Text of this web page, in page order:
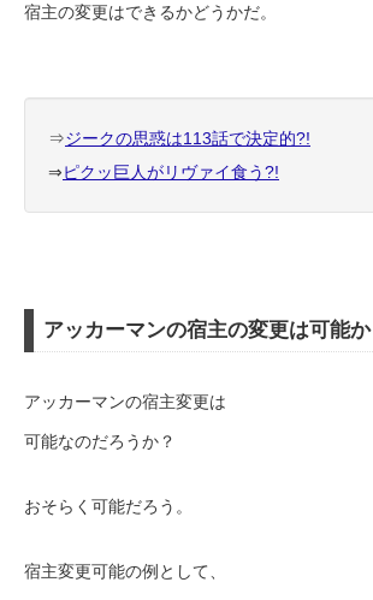
宿主の変更はできるかどうかだ。
⇒ジークの思惑は113話で決定的?!
⇒ピクッ巨人がリヴァイ食う?!
アッカーマンの宿主の変更は可能か
アッカーマンの宿主変更は
可能なのだろうか？
おそらく可能だろう。
宿主変更可能の例として、